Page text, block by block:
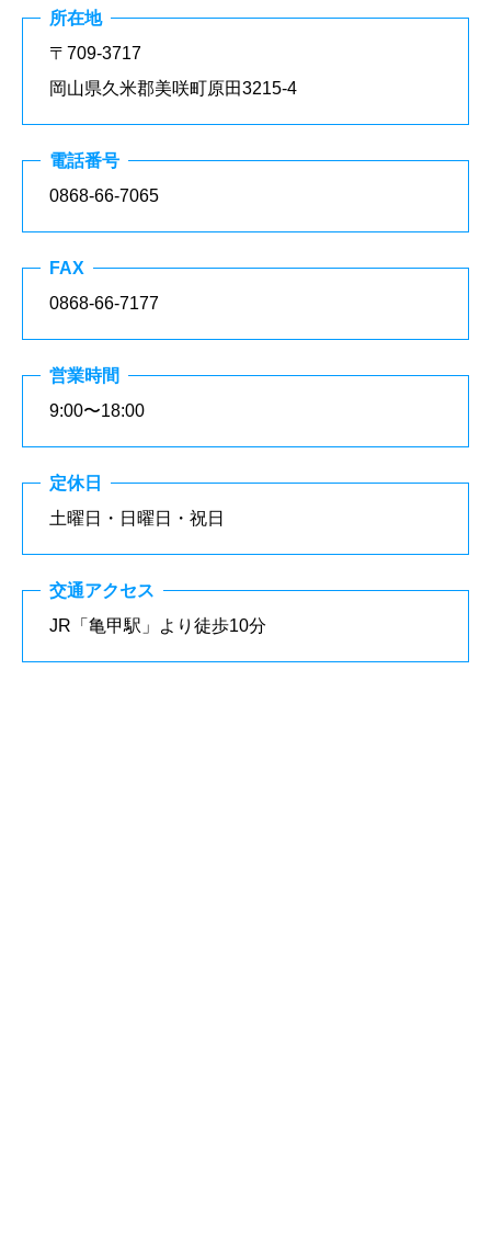
所在地
〒709-3717
岡山県久米郡美咲町原田3215-4
電話番号
0868-66-7065
FAX
0868-66-7177
営業時間
9:00〜18:00
定休日
土曜日・日曜日・祝日
交通アクセス
JR「亀甲駅」より徒歩10分